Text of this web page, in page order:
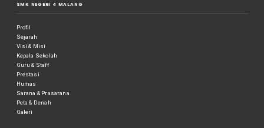
SMK NEGERI 4 MALANG
Profil
Sejarah
Visi & Misi
Kepala Sekolah
Guru & Staff
Prestasi
Humas
Sarana & Prasarana
Peta & Denah
Galeri